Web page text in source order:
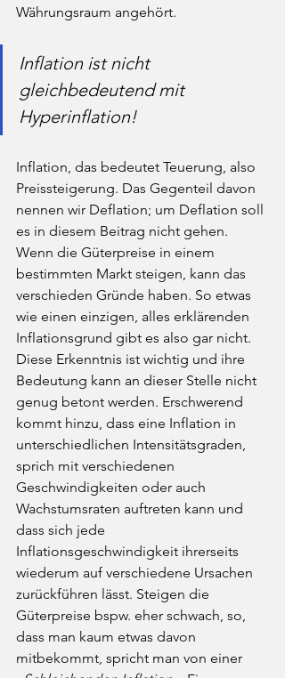
Währungsraum angehört.
Inflation ist nicht
gleichbedeutend mit
Hyperinflation!
Inflation, das bedeutet Teuerung, also
Preissteigerung. Das Gegenteil davon
nennen wir Deflation; um Deflation soll
es in diesem Beitrag nicht gehen.
Wenn die Güterpreise in einem
bestimmten Markt steigen, kann das
verschieden Gründe haben. So etwas
wie einen einzigen, alles erklärenden
Inflationsgrund gibt es also gar nicht.
Diese Erkenntnis ist wichtig und ihre
Bedeutung kann an dieser Stelle nicht
genug betont werden. Erschwerend
kommt hinzu, dass eine Inflation in
unterschiedlichen Intensitätsgraden,
sprich mit verschiedenen
Geschwindigkeiten oder auch
Wachstumsraten auftreten kann und
dass sich jede
Inflationsgeschwindigkeit ihrerseits
wiederum auf verschiedene Ursachen
zurückführen lässt. Steigen die
Güterpreise bspw. eher schwach, so,
dass man kaum etwas davon
mitbekommt, spricht man von einer